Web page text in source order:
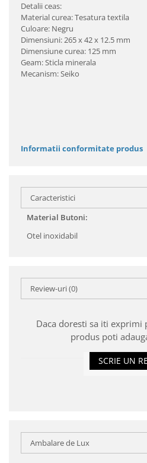
Detalii ceas:
Material curea: Tesatura textila
Culoare: Negru
Dimensiuni: 265 x 42 x 12.5 mm
Dimensiune curea: 125 mm
Geam: Sticla minerala
Mecanism: Seiko
Informatii conformitate produs
Caracteristici
Material Butoni:
Otel inoxidabil
Review-uri(0)
Daca doresti sa iti exprimi
produs poti
SCRIE UN
Ambalare de Lux